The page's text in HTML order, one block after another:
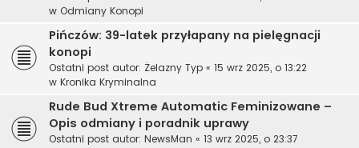
w Odmiany Konopi
Pińczów: 39-latek przyłapany na pielęgnacji
konopi
Ostatni post autor: Żelazny Typ « 15 wrz 2025, o 13:22
w Kronika Kryminalna
Rude Bud Xtreme Automatic Feminizowane –
Opis odmiany i poradnik uprawy
Ostatni post autor: NewsMan « 13 wrz 2025, o 23:37